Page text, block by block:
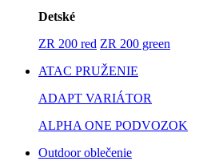
Detské
ZR 200 red ZR 200 green
ATAC PRUŽENIE
ADAPT VARIÁTOR
ALPHA ONE PODVOZOK
Outdoor oblečenie